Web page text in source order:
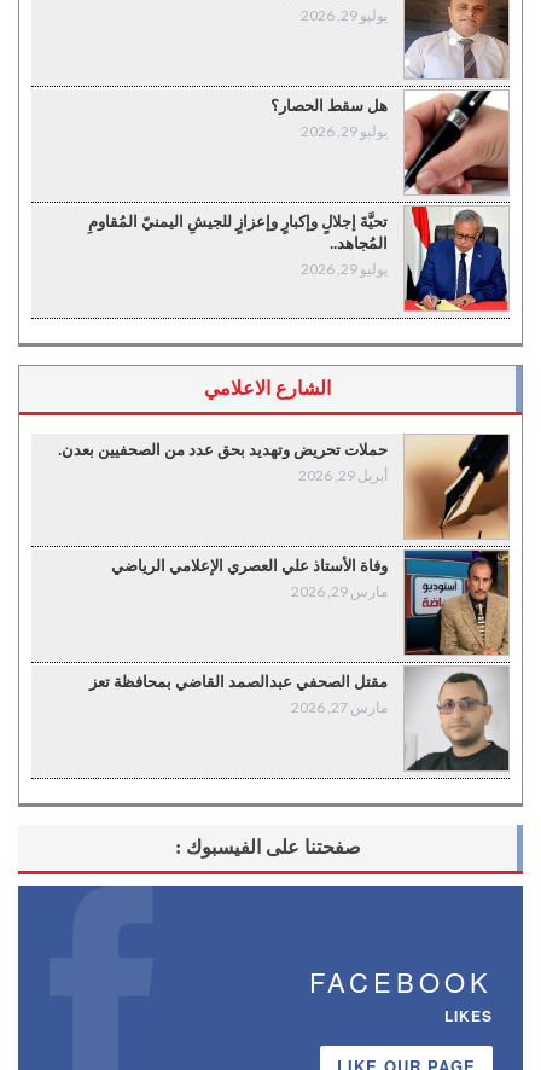
يوليو 29, 2026
هل سقط الحصار؟
يوليو 29, 2026
تحيَّةَ إجلالٍ وإكبارٍ وإعزازٍ للجيشِ اليمنيّ المُقاومِ
المُجاهد..
يوليو 29, 2026
الشارع الاعلامي
حملات تحريض وتهديد بحق عدد من الصحفيين بعدن.
أبريل 29, 2026
وفاة الأستاذ علي العصري الإعلامي الرياضي
مارس 29, 2026
مقتل الصحفي عبدالصمد القاضي بمحافظة تعز
مارس 27, 2026
صفحتنا على الفيسبوك :
FACEBOOK
LIKES
LIKE OUR PAGE